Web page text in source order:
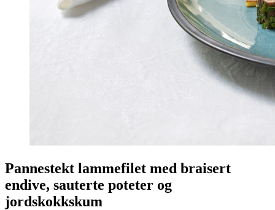
Pannestekt lammefilet med braisert
endive, sauterte poteter og
jordskokkskum